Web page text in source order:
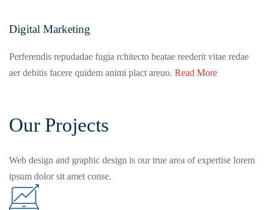
Digital Marketing
Perferendis repudadae fugia rchitecto beatae reederit vitae redae
aer debitis facere quidem animi plact areuo. Read More
Our Projects
Web design and graphic design is our true area of expertise lorem
ipsum dolor sit amet conse.